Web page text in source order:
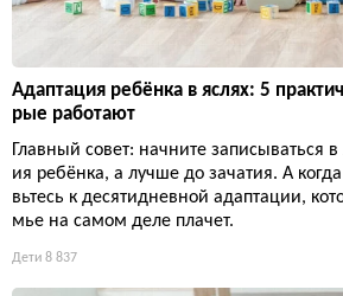
Адаптация ребёнка в яслях: 5
рые работают
Главный совет: начните записываться
ия ребёнка, а лучше до зачатия. А
вьтесь к десятидневной адаптации,
мье на самом деле плачет.
Дети 8 837